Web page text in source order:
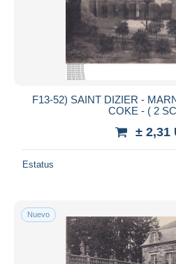
F13-52) SAINT DIZIER -
COKE - ( 2
± 2,31
Estatus
Nuevo